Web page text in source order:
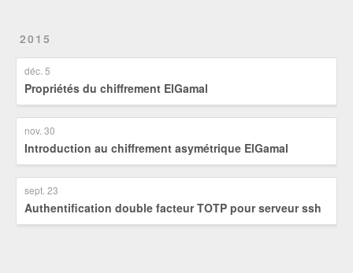
2015
déc. 5
Propriétés du chiffrement ElGamal
nov. 30
Introduction au chiffrement asymétrique ElGamal
sept. 23
Authentification double facteur TOTP pour serveur ssh